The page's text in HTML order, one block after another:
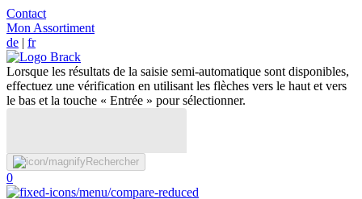
Contact
Mon Assortiment
de | fr
Lorsque les résultats de la saisie semi-automatique sont disponibles,
effectuez une vérification en utilisant les flèches vers le haut et vers
le bas et la touche « Entrée » pour sélectionner.
Rechercher
0